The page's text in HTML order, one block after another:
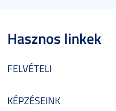
Hasznos linkek
FELVÉTELI
KÉPZÉSEINK